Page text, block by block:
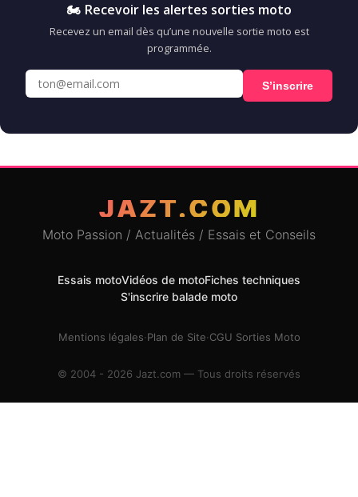
🏍️ Recevoir les alertes sorties moto
Recevez un email dès qu’une nouvelle sortie moto est
programmée.
S’inscrire
JAZT.COM
Moto Passion / Actualités / Essais et Conseils
Essais motoVidéos de motoFiches techniques
S'inscrire balade moto
Mentions légales·Plan de Site·CGU Sorties Moto
© 2004 - 2026 Jazt.com — Tous droits réservés